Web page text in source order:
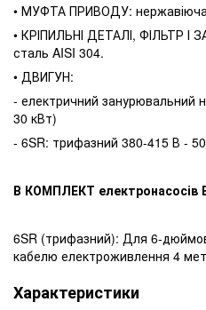
• МУФТА ПРИВОДУ: нержавіюча
• КРІПИЛЬНІ ДЕТАЛІ, ФІЛЬТР І
сталь AISI 304.
• ДВИГУН:
- електричний занурювальний
30 кВт)
- 6SR: трифазний 380-415 В -
В КОМПЛЕКТ
6SR (трифазний): Для 6-
кабелю електроживлення 4
Характеристики